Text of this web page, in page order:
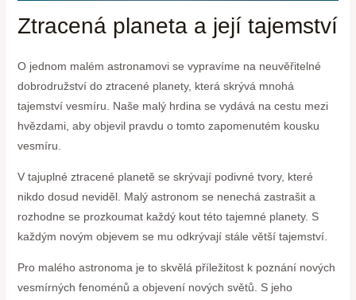
Ztracená planeta a její tajemství
O jednom malém astronamovi se vypravíme na neuvěřitelné
dobrodružství do ztracené planety, která skrývá mnohá
tajemství vesmíru. Naše malý hrdina se vydává na cestu mezi
hvězdami, aby objevil pravdu o tomto zapomenutém kousku
vesmíru.
V tajuplné ztracené planetě se skrývají podivné tvory, které
nikdo dosud neviděl. Malý astronom se nenechá zastrašit a
rozhodne se prozkoumat každý kout této tajemné planety. S
každým novým objevem se mu odkrývají stále větší tajemství.
Pro malého astronoma je to skvělá příležitost k poznání nových
vesmírných fenoménů a objevení nových světů. S jeho